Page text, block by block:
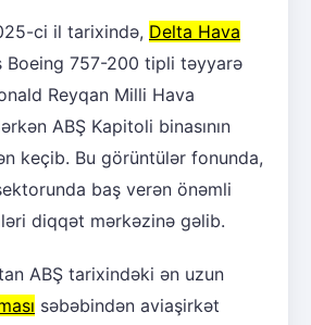
ci il tarixində, Delta Hava
Boeing 757-200 tipli təyyarə
Reyqan Milli Hava
ABŞ Kapitoli binasının
keçib. Bu görüntülər fonunda,
baş verən önəmli
diqqət mərkəzinə gəlib.
ABŞ tarixindəki ən uzun
səbəbindən aviaşirkət